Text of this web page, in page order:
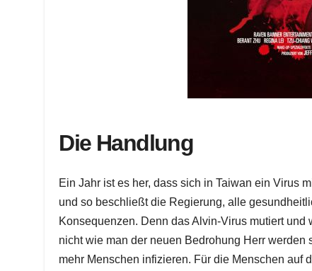
Die Handlung
Ein Jahr ist es her, dass sich in Taiwan ein Virus
und so beschließt die Regierung, alle
Konsequenzen. Denn das Alvin-Virus mutiert
nicht wie man der neuen Bedrohung Herr
mehr Menschen infizieren. Für die Menschen auf